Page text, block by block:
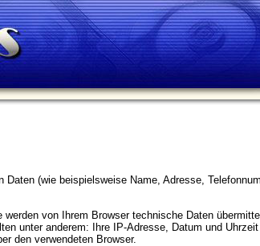
Daten (wie beispielsweise Name, Adresse,
von Ihrem Browser technische Daten
unter anderem: Ihre IP-Adresse, Datum und
den verwendeten Browser.